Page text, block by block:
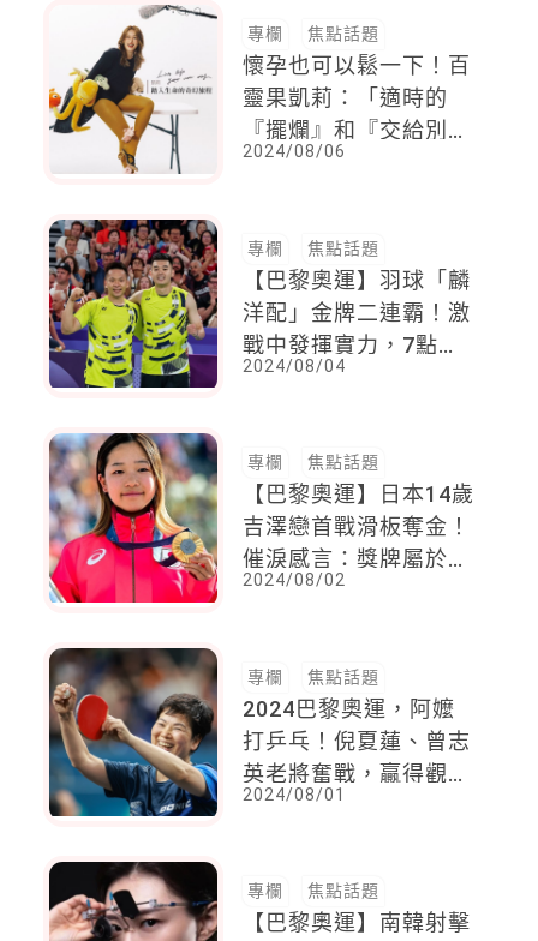
專欄 焦點話題
懷孕也可以鬆一下！百
靈果凱莉：「適時的
『擺爛』和『交給別
人』，也沒關係！」，
2024/08/06
專欄 焦點話題
【巴黎奧運】羽球「麟
洋配」金牌二連霸！激
戰中發揮實力，7點帶
你認識他們的好感情
2024/08/04
專欄 焦點話題
【巴黎奧運】日本14歲
吉澤戀首戰滑板奪金！
催淚感言：獎牌屬於
我，也屬於我的爸爸，
2024/08/02
專欄 焦點話題
2024巴黎奧運，阿嬤
打乒乓！倪夏蓮、曾志
英老將奮戰，贏得觀眾
歡呼！
2024/08/01
專欄 焦點話題
【巴黎奧運】南韓射擊